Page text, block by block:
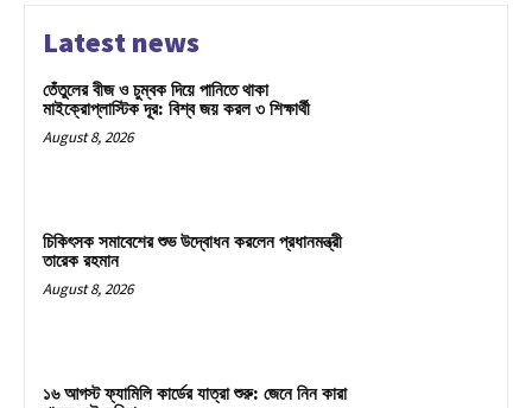
Latest news
তেঁতুলের বীজ ও চুম্বক দিয়ে পানিতে থাকা
মাইক্রোপ্লাস্টিক দূর: বিশ্ব জয় করল ৩ শিক্ষার্থী
August 8, 2026
চিকিৎসক সমাবেশের শুভ উদ্বোধন করলেন প্রধানমন্ত্রী
তারেক রহমান
August 8, 2026
১৬ আগস্ট ফ্যামিলি কার্ডের যাত্রা শুরু: জেনে নিন কারা